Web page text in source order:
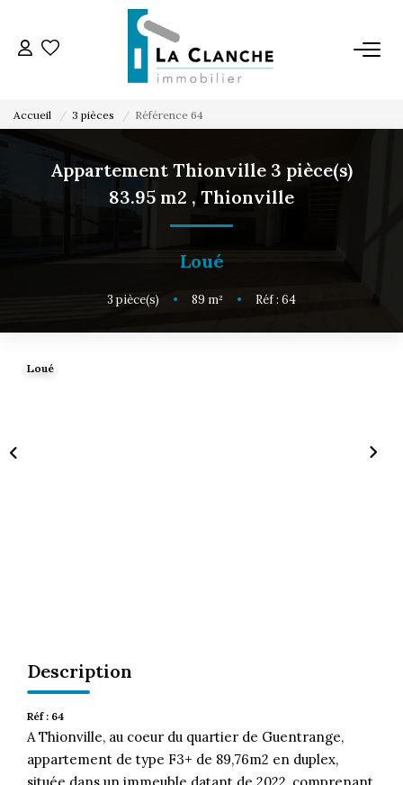
L'AGENCE
VENTE
LOCATION
ESTIMATION
Accueil 3 pièces Référence 64
Appartement Thionville 3 pièce(s)
83.95 m2 , Thionville
Loué
3 pièce(s) • 89 m² • Réf : 64
Loué
Description
Réf : 64
A Thionville, au coeur du quartier de Guentrange,
appartement de type F3+ de 89,76m2 en duplex,
située dans un immeuble datant de 2022, comprenant